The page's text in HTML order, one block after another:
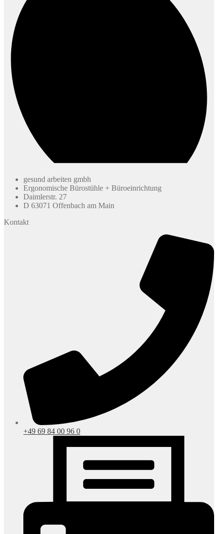
gesund arbeiten gmbh
Ergonomische Bürostühle + Büroeinrichtung
Daimlerstr. 27
D 63071 Offenbach am Main
Kontakt
+49 69 84 00 96 0